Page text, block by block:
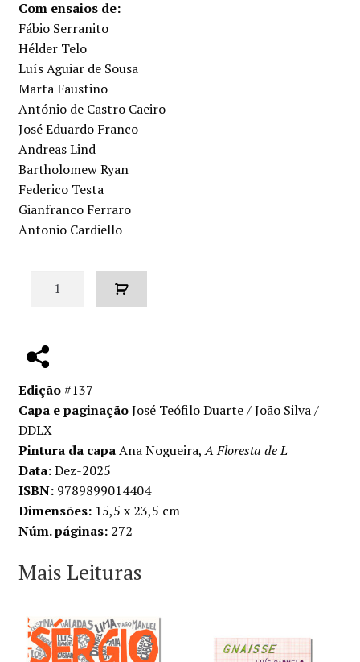
Com ensaios de:
Fábio Serranito
Hélder Telo
Luís Aguiar de Sousa
Marta Faustino
António de Castro Caeiro
José Eduardo Franco
Andreas Lind
Bartholomew Ryan
Federico Testa
Gianfranco Ferraro
Antonio Cardiello
Conversão
Edição#137
Capa e paginaçãoJosé Teófilo Duarte / João Silva /
DDLX
Pintura da capaAna Nogueira,A Floresta de L
Data:Dez-2025
ISBN:9789899014404
Dimensões:15,5 x 23,5 cm
Núm. páginas:272
Mais Leituras